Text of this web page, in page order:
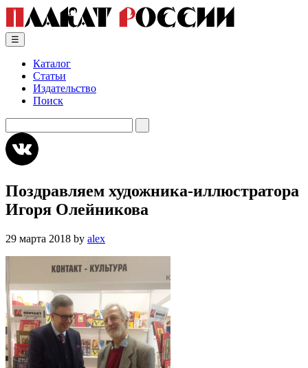
Skip
content
☰
Каталог
Статьи
Издательство
Поиск
Поздравляем художника-иллюстратора
Игоря Олейникова
29 марта 2018 by alex